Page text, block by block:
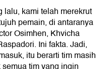
kami telah merekrut
pemain, di antaranya
Osimhen, Khvicha
Ini fakta. Jadi,
itu berarti tim masih